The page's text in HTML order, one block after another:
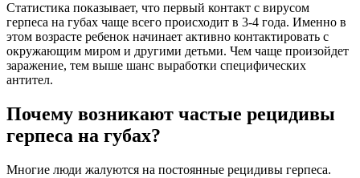
Статистика показывает, что первый контакт с вирусом
герпеса на губах чаще всего происходит в 3-4 года. Именно в
этом возрасте ребенок начинает активно контактировать с
окружающим миром и другими детьми. Чем чаще произойдет
заражение, тем выше шанс выработки специфических
антител.
Почему возникают частые рецидивы
герпеса на губах?
Многие люди жалуются на постоянные рецидивы герпеса.